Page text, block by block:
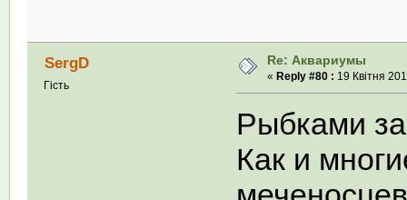
SergD
Гість
Re: Аквариумы
« Reply #80 : 19 Квітня
Рыбками
Как и